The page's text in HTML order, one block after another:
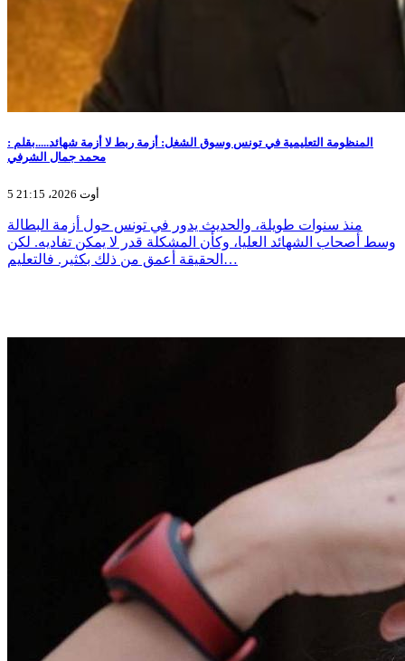
المنظومة التعليمية في تونس وسوق الشغل: أزمة ربط لا أزمة شهائد.....بقلم :
محمد جمال الشرفي
5 أوت 2026، 21:15
منذ سنوات طويلة، والحديث يدور في تونس حول أزمة البطالة
وسط أصحاب الشهائد العليا، وكأن المشكلة قدر لا يمكن تفاديه. لكن
الحقيقة أعمق من ذلك بكثير. فالتعليم…